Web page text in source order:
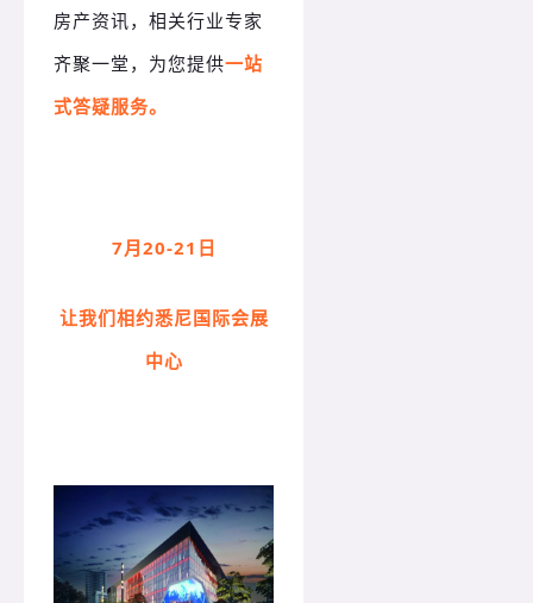
房产资讯，相关行业专家
齐聚一堂，为您提供一站
式答疑服务。
7月20-21日
让我们相约悉尼国际会展
中心